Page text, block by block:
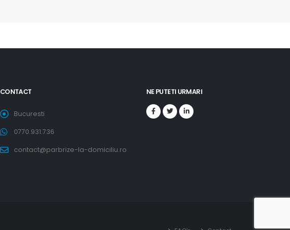
CONTACT
Bucuresti
0770.931.736
contact@parbrize-la-domiciliu.ro
NE PUTETI URMARI